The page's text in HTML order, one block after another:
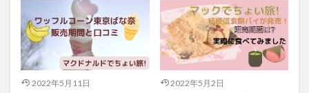
2022年5月11日 2022年5月2日